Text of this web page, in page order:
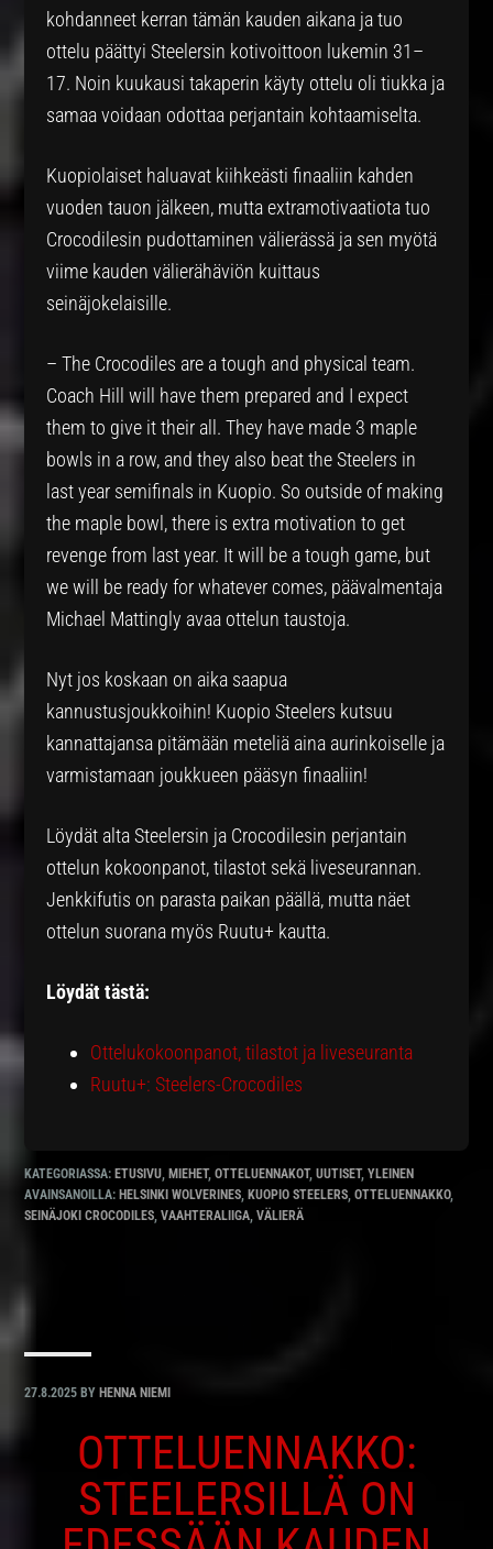
kohdanneet kerran tämän kauden aikana ja tuo
ottelu päättyi Steelersin kotivoittoon lukemin 31–
17. Noin kuukausi takaperin käyty ottelu oli tiukka ja
samaa voidaan odottaa perjantain kohtaamiselta.
Kuopiolaiset haluavat kiihkeästi finaaliin kahden
vuoden tauon jälkeen, mutta extramotivaatiota tuo
Crocodilesin pudottaminen välierässä ja sen myötä
viime kauden välierähäviön kuittaus
seinäjokelaisille.
– The Crocodiles are a tough and physical team.
Coach Hill will have them prepared and I expect
them to give it their all. They have made 3 maple
bowls in a row, and they also beat the Steelers in
last year semifinals in Kuopio. So outside of making
the maple bowl, there is extra motivation to get
revenge from last year. It will be a tough game, but
we will be ready for whatever comes, päävalmentaja
Michael Mattingly avaa ottelun taustoja.
Nyt jos koskaan on aika saapua
kannustusjoukkoihin! Kuopio Steelers kutsuu
kannattajansa pitämään meteliä aina aurinkoiselle ja
varmistamaan joukkueen pääsyn finaaliin!
Löydät alta Steelersin ja Crocodilesin perjantain
ottelun kokoonpanot, tilastot sekä liveseurannan.
Jenkkifutis on parasta paikan päällä, mutta näet
ottelun suorana myös Ruutu+ kautta.
Löydät tästä:
Ottelukokoonpanot, tilastot ja liveseuranta
Ruutu+: Steelers-Crocodiles
KATEGORIASSA:ETUSIVU ,MIEHET,OTTELUENNAKOT,UUTISET,YLEINEN
AVAINSANOILLA:HELSINKI WOLVERINES ,KUOPIO STEELERS ,OTTELUENNAKKO,
SEINÄJOKI CROCODILES ,VAAHTERALIIGA ,VÄLIERÄ
27.8.2025 BYHENNA NIEMI
OTTELUENNAKKO:
STEELERSILLÄ ON